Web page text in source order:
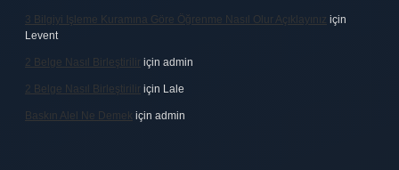
3 Bilgiyi Işleme Kuramına Göre Öğrenme Nasıl Olur Açıklayınız için
Levent
2 Belge Nasıl Birleştirilir için admin
2 Belge Nasıl Birleştirilir için Lale
Baskın Alel Ne Demek için admin